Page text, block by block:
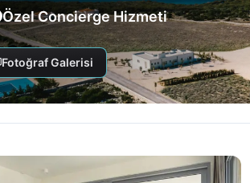
Özel Concierge Hizmeti
Fotoğraf Galerisi